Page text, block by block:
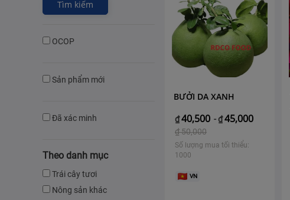
Tìm kiếm
OCOP
Sản phẩm mới
Đã xác minh
Theo danh mục
Trái cây tươi
Nông sản khác
BƯỞI DA XANH
₫40,500 -₫45,000
₫50,000
Số lượng mua tối thiểu:
1000
VN